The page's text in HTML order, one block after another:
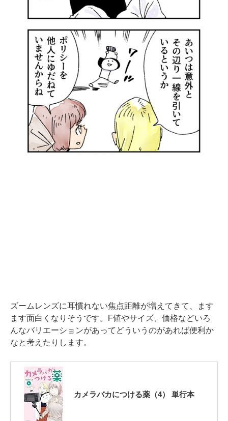
ズームレンズに耳慣れない焦点距離が増えてきて、ます
ます面白くなりそうです。F値やサイズ、価格などいろ
んなバリエーションがあってどういうのがあれば便利か
なと考えたりします。
カメラバカにつける薬（4） 単行本